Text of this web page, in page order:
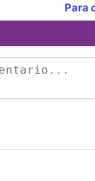
Para